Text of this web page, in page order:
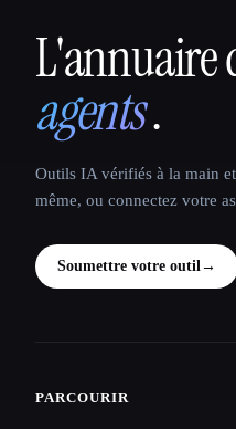
That AI
L'annuaire
agents.
Outils IA vérifiés à la main
même, ou connectez votre
Soumettre votre outil →
Site navigation
PARCOURIR